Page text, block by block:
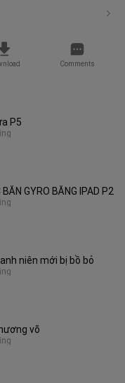
Comments
P5
BẮN GYRO BẰNG IPAD P2
niên mới bị bồ bỏ
võ